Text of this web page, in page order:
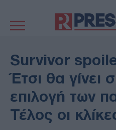
πλοήγηση
ΠΟΛΙΤΙΚΗ
ΕΚΚΛΗΣΙΑ
ΔΙΕΘΝΗ
MEDIA
Survivor
Έτσι θα γίνει
επιλογή των
Τέλος οι